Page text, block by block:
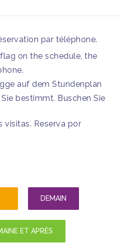
par téléphone.
on the schedule, the
auf dem Stundenplan
bestimmt. Buschen Sie
visitas. Reserva por
DEMAIN
ET APRÈS